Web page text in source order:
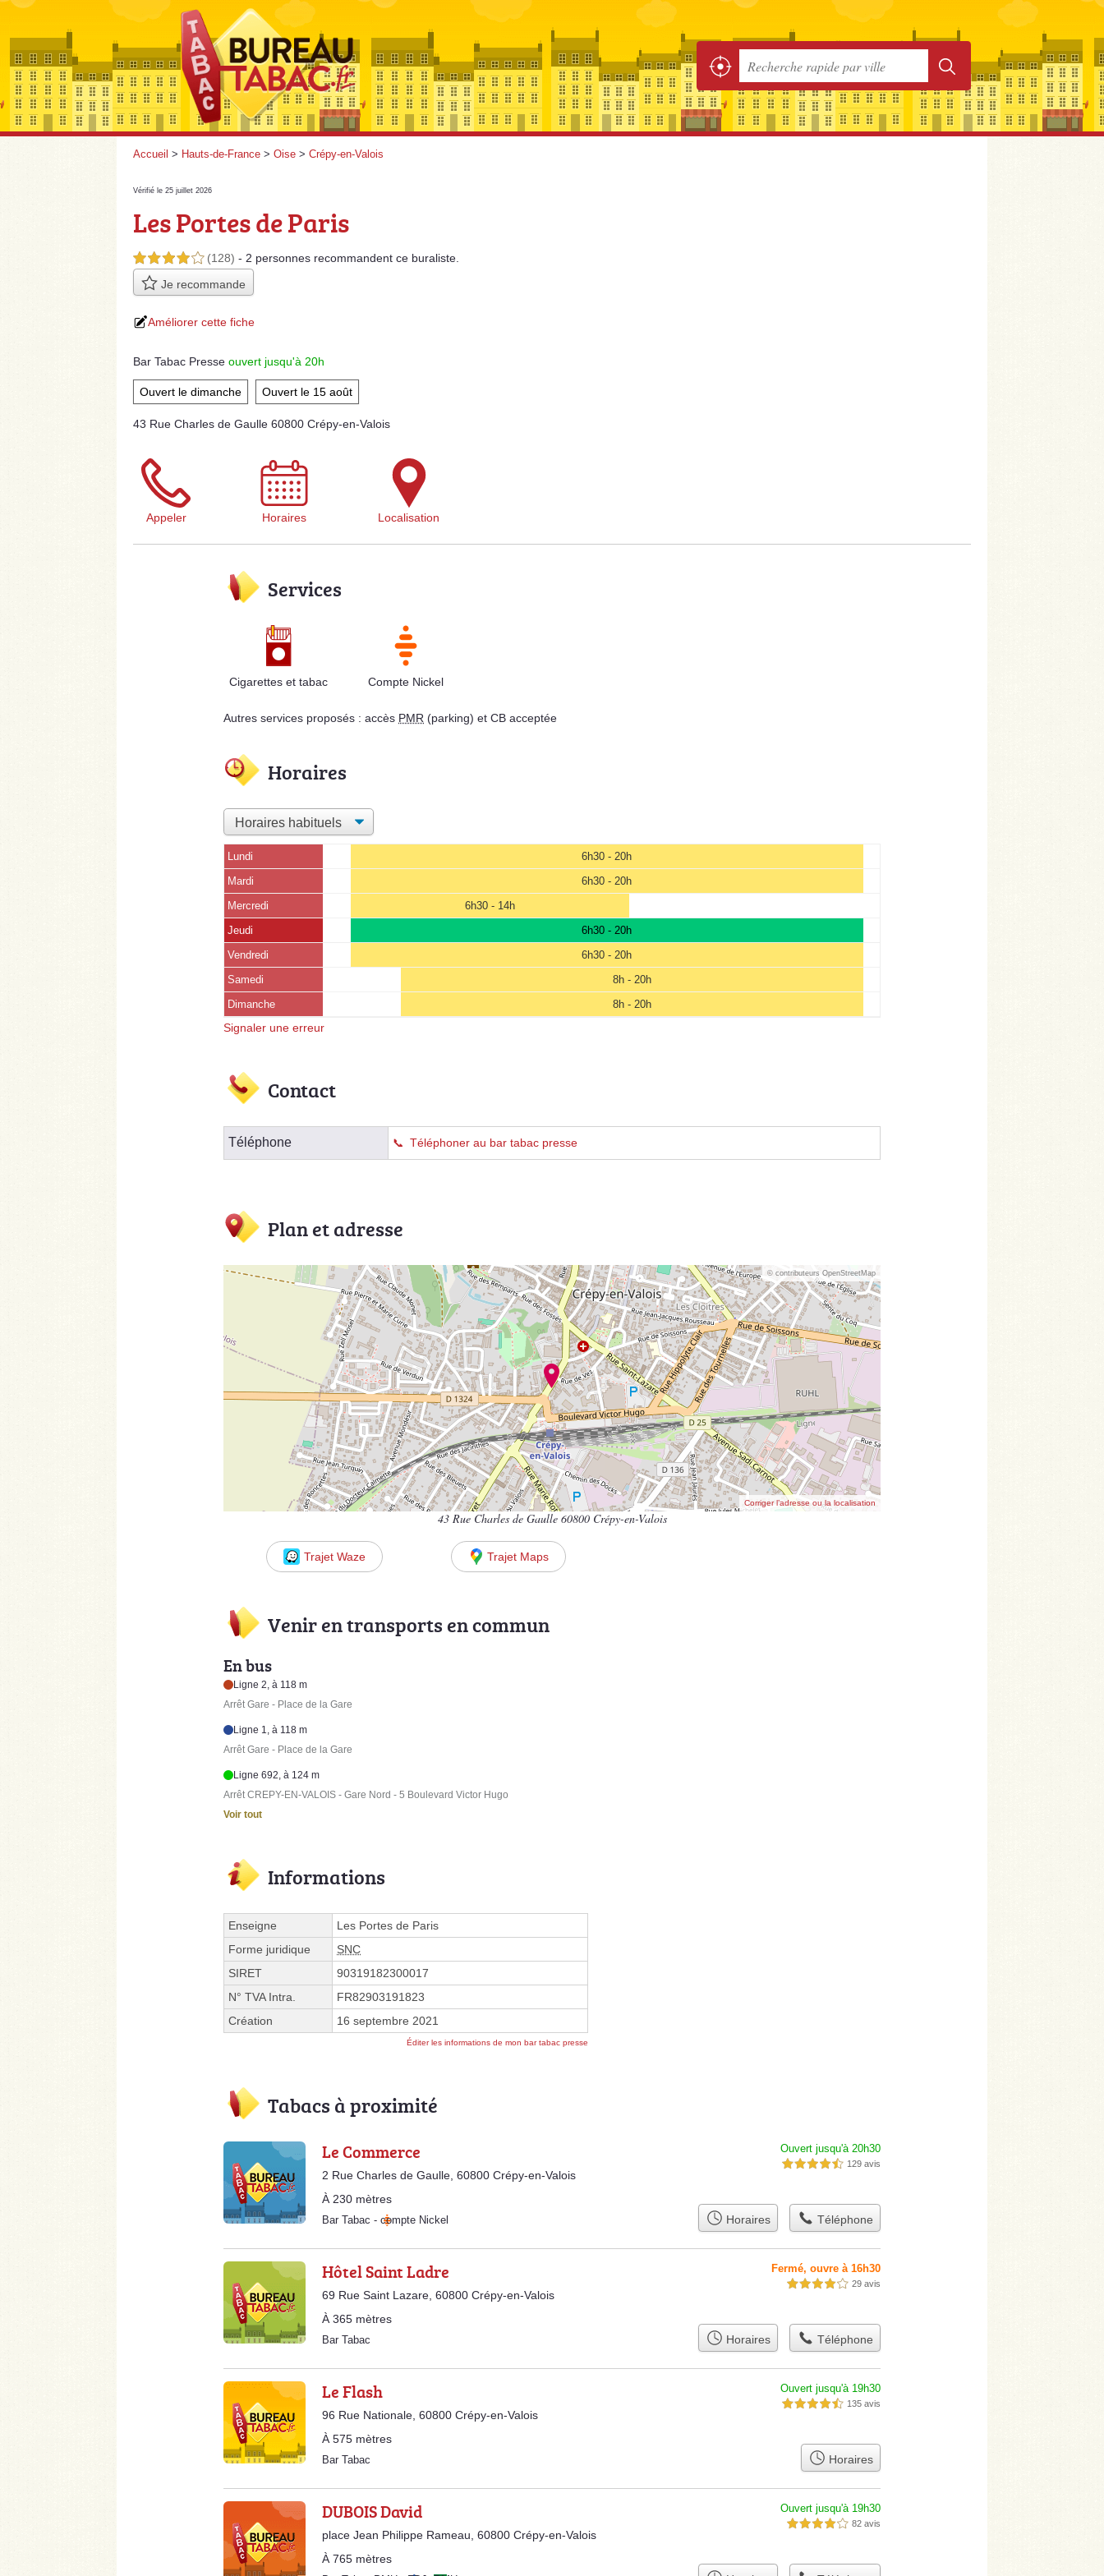
Accueil > Hauts-de-France > Oise > Crépy-en-Valois
Vérifié le 25 juillet 2026
Les Portes de Paris
4,0 étoiles sur 5 (128) - 2 personnes recommandent ce buraliste.
Je recommande
Améliorer cette fiche
Bar Tabac Presse ouvert jusqu'à 20h
Ouvert le dimanche Ouvert le 15 août
43 Rue Charles de Gaulle 60800 Crépy-en-Valois
Appeler Horaires Localisation
Services
Cigarettes et tabac Compte Nickel
Autres services proposés : accès PMR (parking) et CB acceptée
Horaires
Lundi 6h30 - 20h
Mardi 6h30 - 20h
Mercredi 6h30 - 14h
Jeudi 6h30 - 20h
Vendredi 6h30 - 20h
Samedi 8h - 20h
Dimanche 8h - 20h
Signaler une erreur
Contact
Téléphone Téléphoner au bar tabac presse
Plan et adresse
© contributeurs OpenStreetMap
Corriger l’adresse ou la localisation
43 Rue Charles de Gaulle 60800 Crépy-en-Valois
Trajet Waze Trajet Maps
Venir en transports en commun
En bus
Ligne 2, à 118 m
Arrêt Gare - Place de la Gare
Ligne 1, à 118 m
Arrêt Gare - Place de la Gare
Ligne 692, à 124 m
Arrêt CREPY-EN-VALOIS - Gare Nord - 5 Boulevard Victor Hugo
Voir tout
Informations
Enseigne
Les Portes de Paris
Forme juridique
SNC
SIRET
90319182300017
N° TVA Intra.
FR82903191823
Création
16 septembre 2021
Éditer les informations de mon bar tabac presse
Tabacs à proximité
Le Commerce
2 Rue Charles de Gaulle, 60800 Crépy-en-Valois
À 230 mètres
Ouvert jusqu'à 20h30
4,5 étoiles sur 5 129 avis
Bar Tabac - compte Nickel Horaires Téléphone
Hôtel Saint Ladre
69 Rue Saint Lazare, 60800 Crépy-en-Valois
À 365 mètres
Fermé, ouvre à 16h30
4,0 étoiles sur 5 29 avis
Bar Tabac Horaires Téléphone
Le Flash
96 Rue Nationale, 60800 Crépy-en-Valois
À 575 mètres
Ouvert jusqu'à 19h30
4,5 étoiles sur 5 135 avis
Bar Tabac Horaires
DUBOIS David
place Jean Philippe Rameau, 60800 Crépy-en-Valois
À 765 mètres
Ouvert jusqu'à 19h30
4,0 étoiles sur 5 82 avis